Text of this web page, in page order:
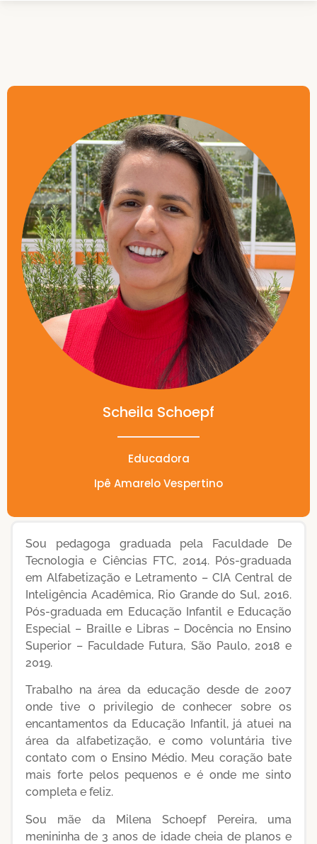
Scheila Schoepf
Educadora
Ipê Amarelo Vespertino
Sou pedagoga graduada pela Faculdade De
Tecnologia e Ciências FTC, 2014. Pós-graduada
em Alfabetização e Letramento – CIA Central de
Inteligência Acadêmica, Rio Grande do Sul, 2016.
Pós-graduada em Educação Infantil e Educação
Especial – Braille e Libras – Docência no Ensino
Superior – Faculdade Futura, São Paulo, 2018 e
2019.
Trabalho na área da educação desde de 2007
onde tive o privilegio de conhecer sobre os
encantamentos da Educação Infantil, já atuei na
área da alfabetização, e como voluntária tive
contato com o Ensino Médio. Meu coração bate
mais forte pelos pequenos e é onde me sinto
completa e feliz.
Sou mãe da Milena Schoepf Pereira, uma
menininha de 3 anos de idade cheia de planos e